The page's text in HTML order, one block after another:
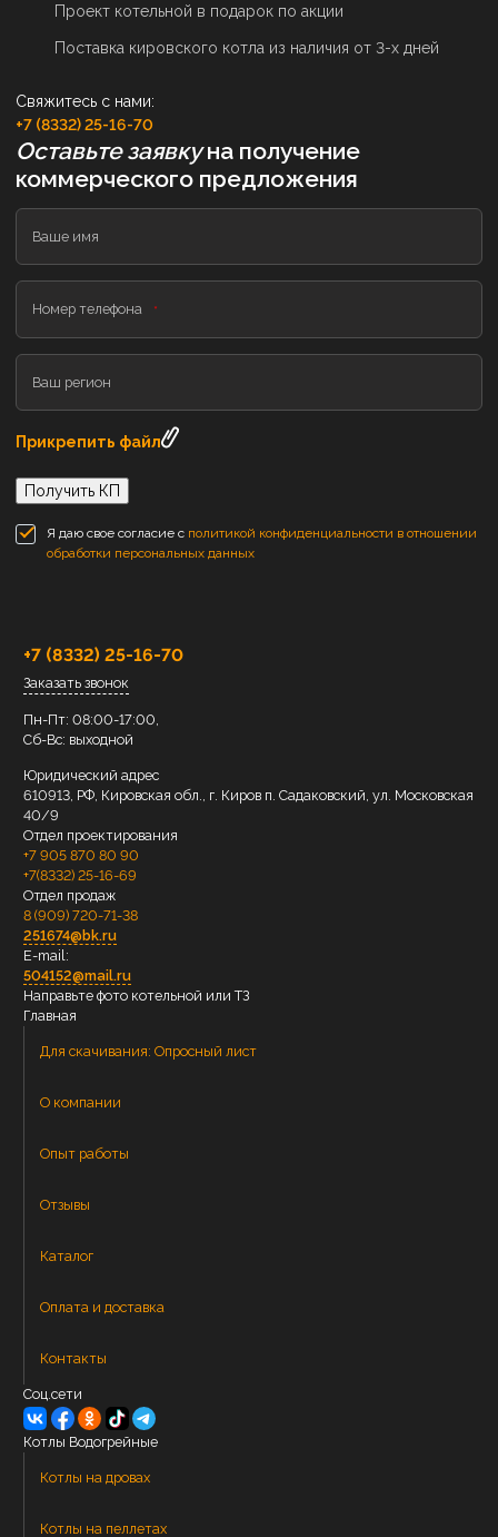
Проект котельной в подарок по акции
Поставка кировского котла из наличия от 3-х дней
Свяжитесь с нами:
+7 (8332) 25-16-70
Оставьте заявкуна получение
коммерческого предложения
Ваше имя
Номер телефона
Ваш регион
Прикрепить файл
Получить КП
Я даю свое согласие с политикой конфиденциальности в отношении
обработки персональных данных
+7 (8332) 25-16-70
Заказать звонок
Пн-Пт: 08:00-17:00,
Сб-Вс: выходной
Юридический адрес
610913, РФ, Кировская обл., г. Киров п. Садаковский, ул. Московская
40/9
Отдел проектирования
+7 905 870 80 90
+7(8332) 25-16-69
Отдел продаж
8 (909) 720-71-38
251674@bk.ru
E-mail:
504152@mail.ru
Направьте фото котельной или ТЗ
Главная
Для скачивания: Опросный лист
О компании
Опыт работы
Отзывы
Каталог
Оплата и доставка
Контакты
Соц.сети
Котлы Водогрейные
Котлы на дровах
Котлы на пеллетах